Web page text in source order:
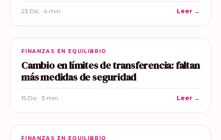
23 Dic · 4 min Leer →
FINANZAS EN EQUILIBRIO
Cambio en límites de transferencia: faltan
más medidas de seguridad
15 Dic · 3 min Leer →
FINANZAS EN EQUILIBRIO